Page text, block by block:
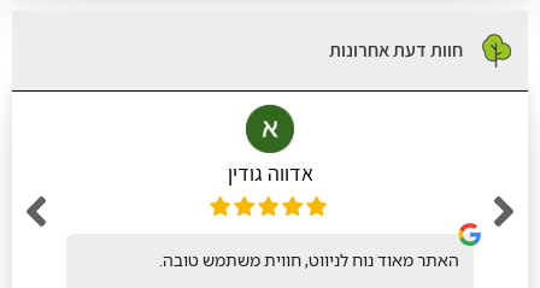
חוות דעת אחרונות
אדווה גודין
האתר מאוד נוח לניווט, חווית משתמש טובה.